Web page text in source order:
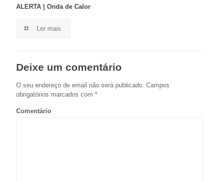
ALERTA | Onda de Calor
Ler mais
Deixe um comentário
O seu endereço de email não será publicado. Campos
obrigatórios marcados com *
Comentário